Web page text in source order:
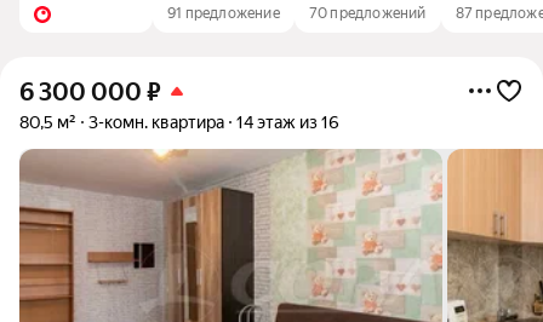
91 предложение 70 предложений 87
6 300 000 ₽
80,5 м² 3-комн. квартира 14 этаж из 16